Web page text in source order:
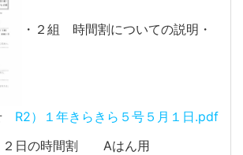
・２組 時間割についての説明・
R2）１年きらきら５号５月１日.pdf
２日の時間割 Aはん用